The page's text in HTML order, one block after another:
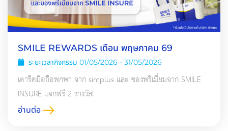
SMILE REWARDS เดือน พฤษภาคม 69
ระยะเวลากิจกรรม 01/05/2026 - 31/05/2026
เตารีดมือถือพกพา จาก simplus และ ของพรีเมี่ยมจาก SMILE
INSURE แจกฟรี 2 รางวัล!
อ่านต่อ